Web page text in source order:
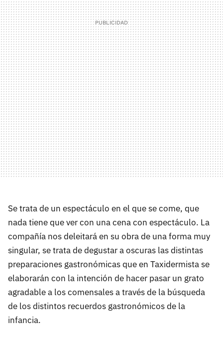
Se trata de un espectáculo en el que se come, que
nada tiene que ver con una cena con espectáculo. La
compañía nos deleitará en su obra de una forma muy
singular, se trata de degustar a oscuras las distintas
preparaciones gastronómicas que en Taxidermista se
elaborarán con la intención de hacer pasar un grato
agradable a los comensales a través de la búsqueda
de los distintos recuerdos gastronómicos de la
infancia.